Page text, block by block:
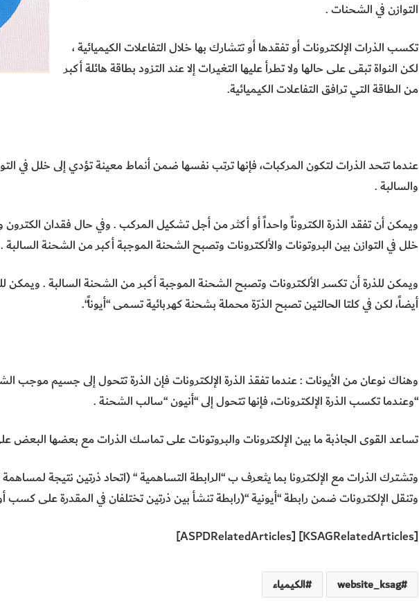
التوازن في الشحنات .
تكسب الذرات الإلكترونات أو تفقدها أو تتشارك بها خلال التفاعلات الكيميائية ،
لكن النواة تبقى على حالها ولا تطرأ عليها التغيرات إلا عند التزود بطاقة هائلة أكبر
من الطاقة التي ترافق التفاعلات الكيميائية.
عندما تتحد الذرات لتكون المركبات، فإنها ترتب نفسها ضمن أنماط معينة تؤدي إلى خلل في
والسالبة .
ويمكن أن تفقد الذرة الكتروناً واحداً أو أكثر من أجل تشكيل المركب . وفي حال فقدان
خلل في التوازن بين البروتونات والألكترونات وتصبح الشحنة الموجبة أكبر من الشحنة السالبة .
ويمكن للذرة أن تكسر الألكترونات وتصبح الشحنة الموجبة أكبر من الشحنة السالبة . ويمكن
أيضاً، لكن في كلتا الحالتين تصبح الذرّة محملة بشحنة كهربائية تسمى “أيوناً“.
وهناك نوعان من الأيونات : عندما تفقذ الذرة الإلكترونات فإن الذرة تتحول إلى جسيم موجب
“وعندما تكسب الذرة الإلكترونات، فإنها تتحول إلى “أنيون “سالب الشحنة .
تساعد القوى الجاذبة ما بين الإلكترونات والبروتونات على تماسك الذرات مع بعضها البعض
وتشترك الذرات مع الإلكترونا بما يثعرف ب “الرابطة التساهمية “ (اتحاد ذرتين نتيجة لمساهمة
وتنقل الإلكترونات ضمن رابطة “أيونية “(رابطة تنشأ بين ذرتين تختلفان في المقدرة على كسب
[KSAGRelatedArticles] [ASPDRelatedArticles]
website_ksag الكيمياء